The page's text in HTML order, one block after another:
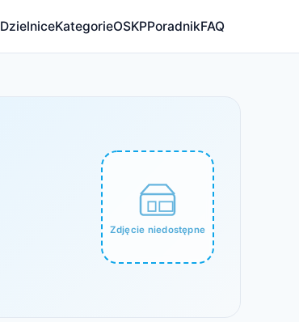
DzielniceKategorieOSKPPoradnikFAQ
Zdjęcie niedostępne